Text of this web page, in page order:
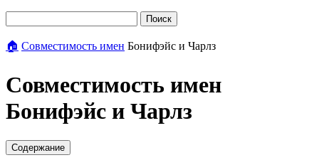
Поиск
🏠 Совместимость имен Бонифэйс и Чарлз
Совместимость имен
Бонифэйс и Чарлз
Содержание